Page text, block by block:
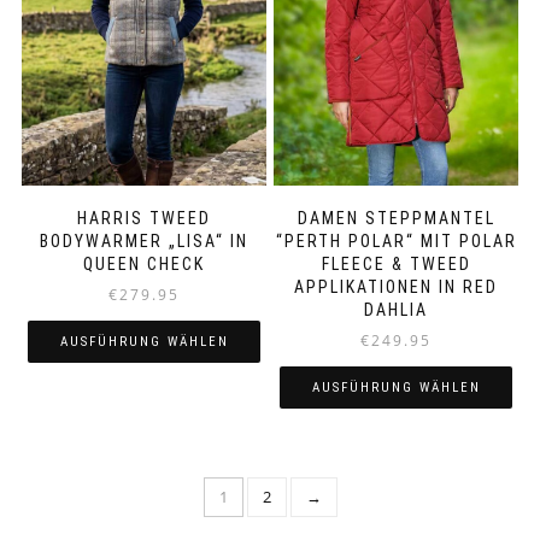
können
auf
der
Produktseite
gewählt
werden
können
auf
der
Produktseite
gewählt
werden
HARRIS TWEED
BODYWARMER „LISA“ IN
QUEEN CHECK
€279.95
AUSFÜHRUNG WÄHLEN
DAMEN STEPPMANTEL
“PERTH POLAR“ MIT POLAR
FLEECE & TWEED
APPLIKATIONEN IN RED
DAHLIA
€249.95
AUSFÜHRUNG WÄHLEN
1 2 →